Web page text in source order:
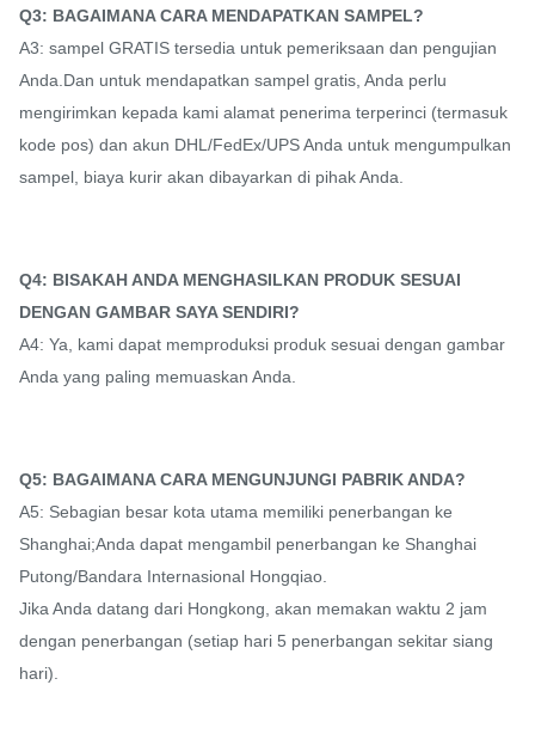
Q3: BAGAIMANA CARA MENDAPATKAN SAMPEL?
A3: sampel GRATIS tersedia untuk pemeriksaan dan pengujian
Anda.Dan untuk mendapatkan sampel gratis, Anda perlu
mengirimkan kepada kami alamat penerima terperinci (termasuk
kode pos) dan akun DHL/FedEx/UPS Anda untuk mengumpulkan
sampel, biaya kurir akan dibayarkan di pihak Anda.
Q4: BISAKAH ANDA MENGHASILKAN PRODUK SESUAI
DENGAN GAMBAR SAYA SENDIRI?
A4: Ya, kami dapat memproduksi produk sesuai dengan gambar
Anda yang paling memuaskan Anda.
Q5: BAGAIMANA CARA MENGUNJUNGI PABRIK ANDA?
A5: Sebagian besar kota utama memiliki penerbangan ke
Shanghai;Anda dapat mengambil penerbangan ke Shanghai
Putong/Bandara Internasional Hongqiao.
Jika Anda datang dari Hongkong, akan memakan waktu 2 jam
dengan penerbangan (setiap hari 5 penerbangan sekitar siang
hari).